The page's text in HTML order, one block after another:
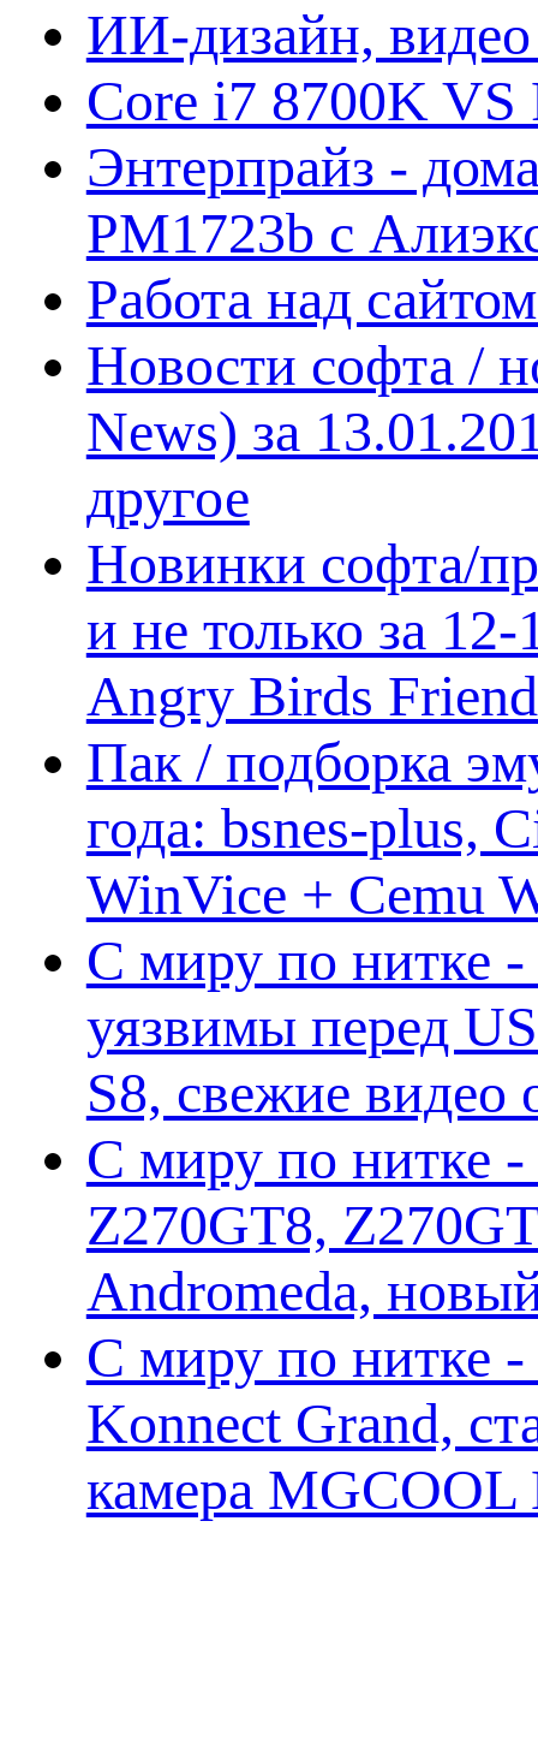
ИИ-дизайн,
Core i7 8700K VS
Энтерпрайз -
PM1723b с
Работа над
Новости софта /
News) за
другое
Новинки софта/
и не только за
Angry Birds
Пак / подборка
года: bsnes-plus,
WinVice + Cemu
С миру по нитке
уязвимы перед
S8, свежие
С миру по нитке -
Z270GT8,
Andromeda,
С миру по нитке -
Konnect Grand,
камера MGCOOL